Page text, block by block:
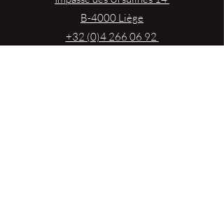
B-4000 Liège
+32 (0)4 266 06 92